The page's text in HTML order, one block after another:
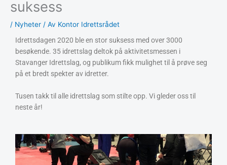
suksess
/ Nyheter / Av Kontor Idrettsrådet
Idrettsdagen 2020 ble en stor suksess med over 3000
besøkende. 35 idrettslag deltok på aktivitetsmessen i
Stavanger Idrettslag, og publikum fikk mulighet til å prøve seg
på et bredt spekter av idretter.
Tusen takk til alle idrettslag som stilte opp. Vi gleder oss til
neste år!